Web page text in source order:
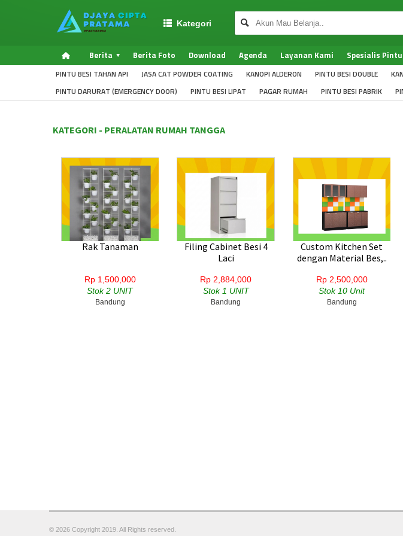
Kategori
Berita Berita Foto Download Agenda Layanan Kami Spesialis
PINTU BESI TAHAN API JASA CAT POWDER COATING KANOPI ALDERON PINTU BESI DOUBLE
PINTU DARURAT (EMERGENCY DOOR)
PINTU BESI LIPAT PAGAR RUMAH PINTU BESI PABRIK
KATEGORI - PERALATAN RUMAH TANGGA
Rak Tanaman
Rp 1,500,000
Stok 2 UNIT
Bandung
Filing Cabinet Besi 4
Laci
Rp 2,884,000
Stok 1 UNIT
Bandung
Custom Kitchen Set
dengan Material Bes,..
Rp 2,500,000
Stok 10 Unit
Bandung
© 2026 Copyright 2019. All Rights reserved.